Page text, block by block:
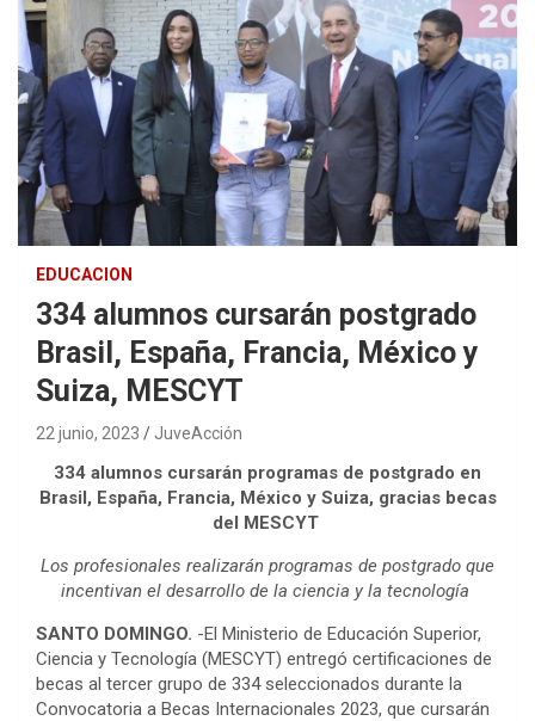
EDUCACION
334 alumnos cursarán postgrado
Brasil, España, Francia, México y
Suiza, MESCYT
22 junio, 2023 JuveAcción
334 alumnos cursarán programas de postgrado en
Brasil, España, Francia, México y Suiza, gracias becas
del MESCYT
Los profesionales realizarán programas de postgrado que
incentivan el desarrollo de la ciencia y la tecnología
SANTO DOMINGO. -El Ministerio de Educación Superior,
Ciencia y Tecnología (MESCYT) entregó certificaciones de
becas al tercer grupo de 334 seleccionados durante la
Convocatoria a Becas Internacionales 2023, que cursarán